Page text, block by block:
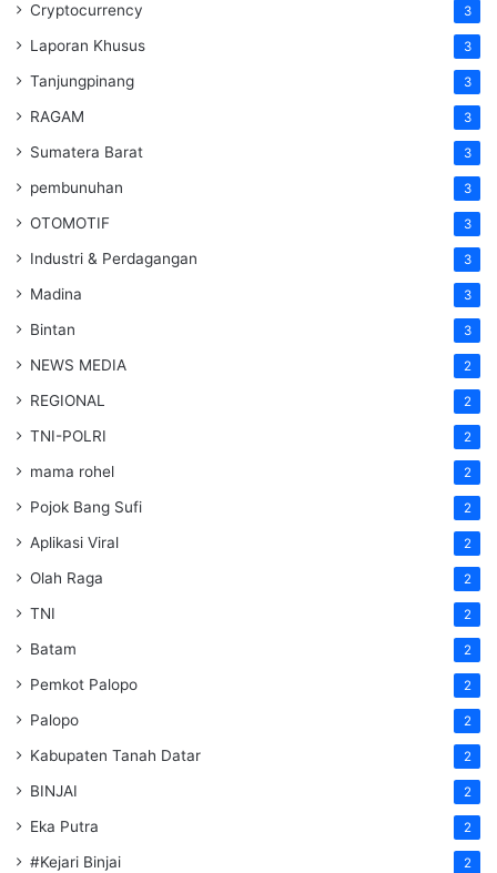
Cryptocurrency 3
Laporan Khusus 3
Tanjungpinang 3
RAGAM 3
Sumatera Barat 3
pembunuhan 3
OTOMOTIF 3
Industri & Perdagangan 3
Madina 3
Bintan 3
NEWS MEDIA 2
REGIONAL 2
TNI-POLRI 2
mama rohel 2
Pojok Bang Sufi 2
Aplikasi Viral 2
Olah Raga 2
TNI 2
Batam 2
Pemkot Palopo 2
Palopo 2
Kabupaten Tanah Datar 2
BINJAI 2
Eka Putra 2
#Kejari Binjai 2